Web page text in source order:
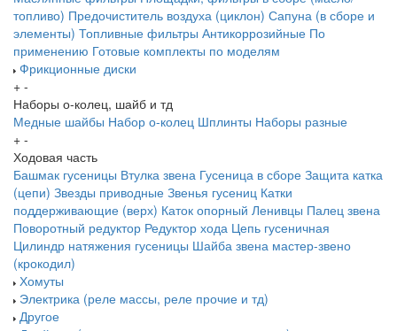
топливо) Предочиститель воздуха (циклон) Сапуна (в сборе и
элементы) Топливные фильтры Антикоррозийные По
применению Готовые комплекты по моделям
Фрикционные диски
+ -
Наборы о-колец, шайб и тд
Медные шайбы Набор о-колец Шплинты Наборы разные
+ -
Ходовая часть
Башмак гусеницы Втулка звена Гусеница в сборе Защита катка
(цепи) Звезды приводные Звенья гусениц Катки
поддерживающие (верх) Каток опорный Ленивцы Палец звена
Поворотный редуктор Редуктор хода Цепь гусеничная
Цилиндр натяжения гусеницы Шайба звена мастер-звено
(крокодил)
Хомуты
Электрика (реле массы, реле прочие и тд)
Другое